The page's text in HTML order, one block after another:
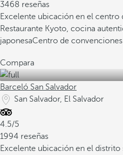
3468 reseñas
Excelente ubicación en el centro
Restaurante Kyoto, cocina
japonesaCentro de
Compara
Barceló San Salvador
San Salvador, El Salvador
4.5/5
1994 reseñas
Excelente ubicación en el distrito